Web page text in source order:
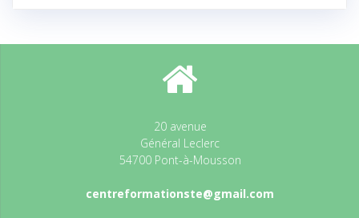
20 avenue
Général Leclerc
54700 Pont-à-Mousson
centreformationste@gmail.com